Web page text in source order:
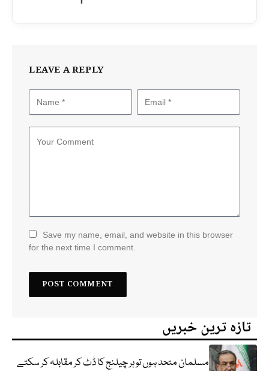
LEAVE A REPLY
Save my name, email, and website in this browser
for the next time I comment.
تازہ ترین خبریں
مسلمان متحد ہوں تو ہر چیلنج کا ڈٹ کر مقابلہ کر سکتے